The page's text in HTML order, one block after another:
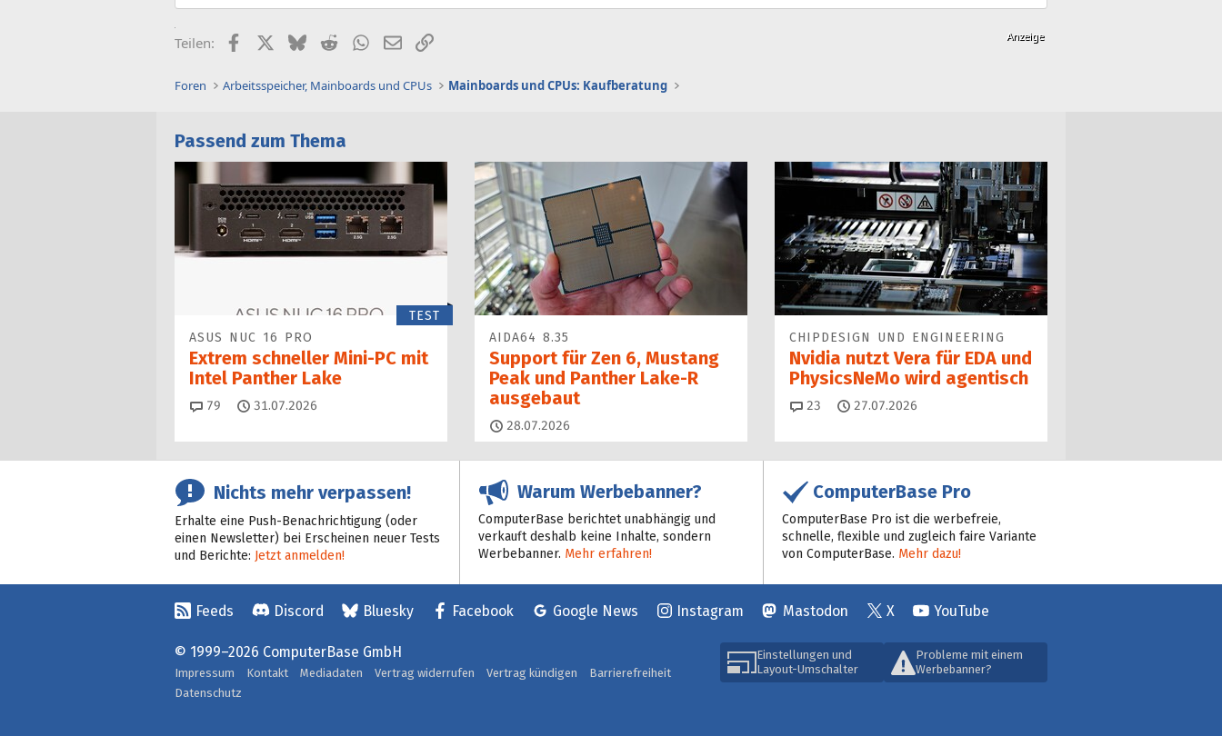
Teilen: FacebookX (Twitter)
BlueskyRedditWhatsApp
E-MailLink
Foren Arbeitsspeicher, Mainboards und CPUs Mainboards und CPUs: Kaufberatung
Passend zum Thema
TEST
ASUS NUC 16 PRO
Extrem schneller Mini-PC mit
Intel Panther Lake
79 Kommentare
31.07.2026
AIDA64 8.35
Support für Zen 6, Mustang
Peak und Panther Lake-R
ausgebaut
28.07.2026
CHIPDESIGN UND ENGINEERING
Nvidia nutzt Vera für EDA und
PhysicsNeMo wird agentisch
23 Kommentare
27.07.2026
Nichts mehr verpassen!
Erhalte eine Push-Benachrichtigung (oder
einen Newsletter) bei Erscheinen neuer Tests
und Berichte: Jetzt anmelden!
Warum Werbebanner?
ComputerBase berichtet unabhängig und
verkauft deshalb keine Inhalte, sondern
Werbebanner. Mehr erfahren!
ComputerBase Pro
ComputerBase Pro ist die werbefreie,
schnelle, flexible und zugleich faire Variante
von ComputerBase. Mehr dazu!
Feeds Discord Bluesky Facebook Google News Instagram Mastodon X YouTube
Einstellungen und
Layout-Umschalter
Probleme mit einem
Werbebanner?
© 1999–2026 ComputerBase GmbH
Impressum Kontakt Mediadaten Vertrag widerrufen Vertrag kündigen
Barrierefreiheit
Datenschutz